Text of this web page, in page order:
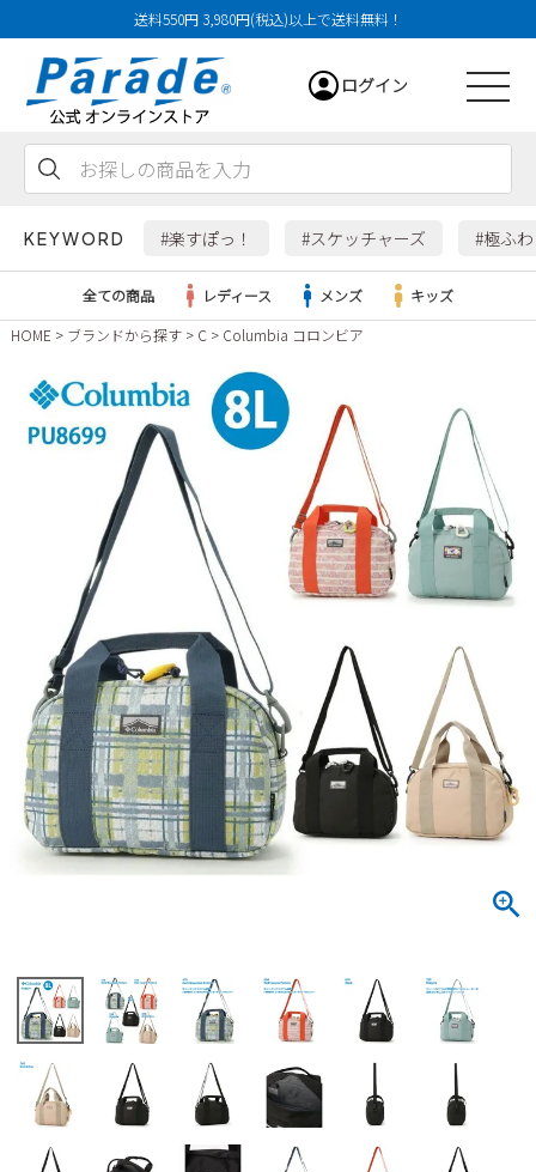
送料550円 3,980円(税込)以上で送料無料！
ログイン
KEYWORD #楽すぽっ！ #スケッチャーズ #極ふ
レディース
すべての商品
サンダル
レインシューズ
パンプス
スニーカー
ローファー
カジュアルシューズ
ウェア
Parade
SKECHERS
すべての商品
サンダル
レインシューズ
スニーカー
ビジネス・ドレスシューズ
ローファー
ワークシューズ
ブーツ
ウェア
キッズ
すべての商品
サンダル
レインシューズ
スニーカー
ブーツ
Parade
NEW
すべての商品
レディース新入荷
メンズ新入荷
SALE
すべての商品
レディースSALE
キッズSALE
バッグ
ボディバッグ
ハンドバッグ
ビジネスバッグ
雑貨
すべての商品
ケア用品
雑貨
店舗一覧
ご利用ガイド
全ての商品 レディース メンズ
キッズ
HOME
ブランドから探す C Columbia コロンビア